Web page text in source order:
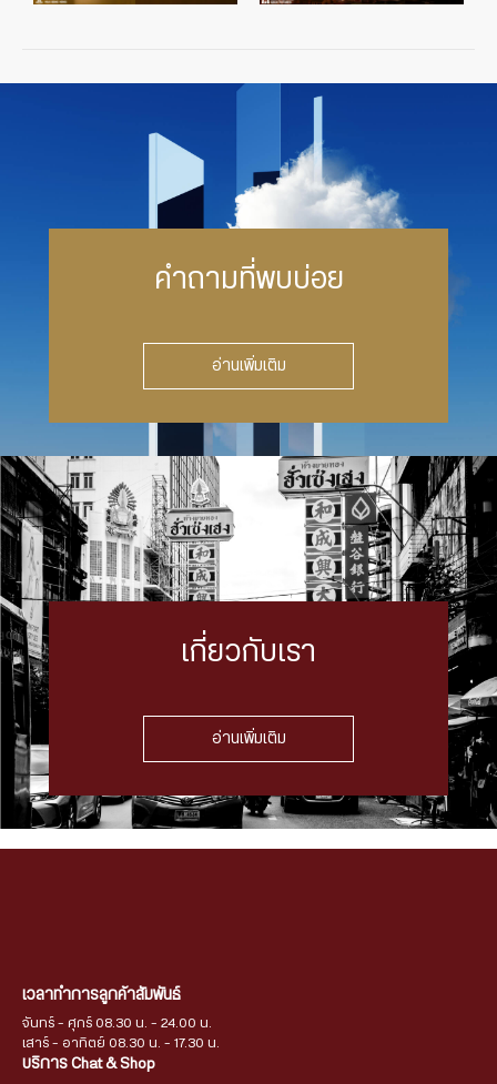
คำถามที่พบบ่อย
อ่านเพิ่มเติม
เกี่ยวกับเรา
อ่านเพิ่มเติม
เวลาทำการลูกค้าสัมพันธ์
จันทร์ - ศุกร์ 08.30 น. - 24.00 น.
เสาร์ - อาทิตย์ 08.30 น. - 17.30 น.
บริการ Chat & Shop